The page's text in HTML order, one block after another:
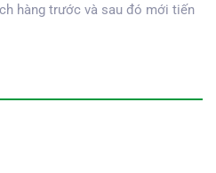
hàng trước và sau đó mới tiến